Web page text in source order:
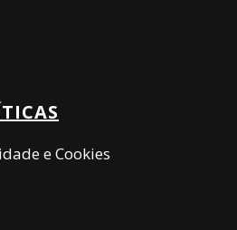
e Cookies